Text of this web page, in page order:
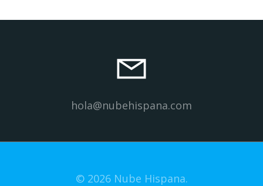
hola@nubehispana.com
© 2026 Nube Hispana.